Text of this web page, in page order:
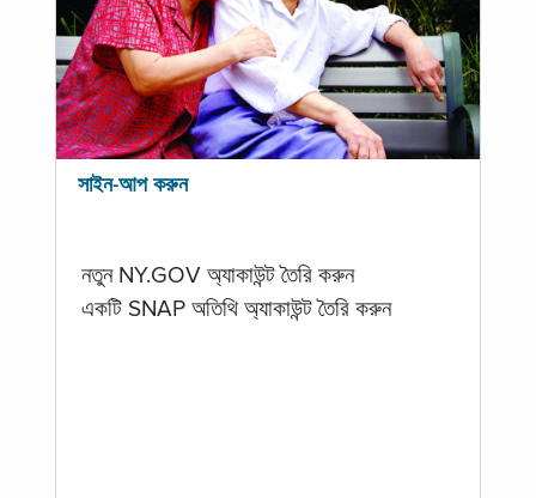
সাইন-আপ করুন
নতুন NY.GOV অ্যাকাউন্ট তৈরি করুন
একটি SNAP অতিথি অ্যাকাউন্ট তৈরি করুন